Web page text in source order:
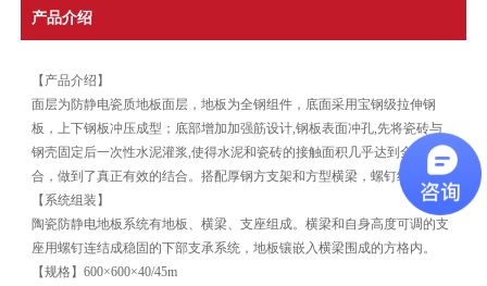
产品介绍
【产品介绍】
面层为防静电瓷质地板面层，地板为全钢组件，底面采用宝钢级拉伸钢
板，上下钢板冲压成型；底部增加加强筋设计,钢板表面冲孔,先将瓷砖与
钢壳固定后一次性水泥灌浆,使得水泥和瓷砖的接触面积几乎达到全面贴
合，做到了真正有效的结合。搭配厚钢方支架和方型横梁，螺钉组装。
【系统组装】
陶瓷防静电地板系统有地板、横梁、支座组成。横梁和自身高度可调的支
座用螺钉连结成稳固的下部支承系统，地板镶嵌入横梁围成的方格内。
【规格】600×600×40/45m